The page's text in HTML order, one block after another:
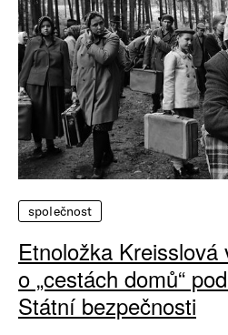
společnost
Etnoložka Kreisslová
o „cestách domů“
Státní bezpečnosti